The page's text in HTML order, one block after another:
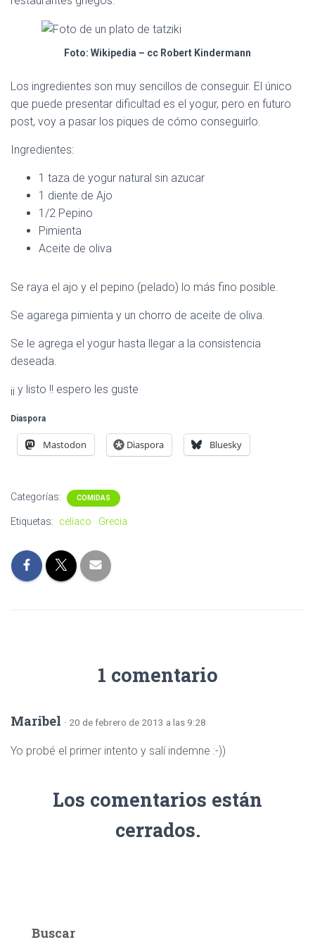
Foto: Wikipedia – cc Robert Kindermann
Los ingredientes son muy sencillos de conseguir. El único
que puede presentar dificultad es el yogur, pero en futuro
post, voy a pasar los piques de cómo conseguirlo.
Ingredientes:
1 taza de yogur natural sin azucar
1 diente de Ajo
1/2 Pepino
Pimienta
Aceite de oliva
Se raya el ajo y el pepino (pelado) lo más fino posible.
Se agarega pimienta y un chorro de aceite de oliva.
Se le agrega el yogur hasta llegar a la consistencia
deseada.
¡¡ y listo !! espero les guste
Diaspora
Mastodon Diaspora Bluesky
Categorías: COMIDAS
Etiquetas: celíaco Grecia
1 comentario
Maribel · 20 de febrero de 2013 a las 9:28
Yo probé el primer intento y salí indemne :-))
Los comentarios están
cerrados.
Buscar